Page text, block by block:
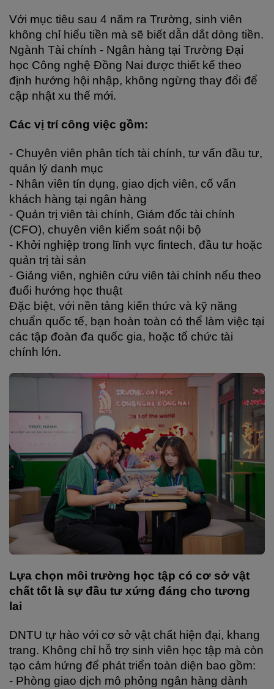
Với mục tiêu sau 4 năm ra Trường, sinh viên
không chỉ hiểu tiền mà sẽ biết dẫn dắt dòng tiền.
Ngành Tài chính - Ngân hàng tại Trường Đại
học Công nghệ Đồng Nai được thiết kế theo
định hướng hội nhập, không ngừng thay đổi để
cập nhật xu thế mới.
Các vị trí công việc gồm:
- Chuyên viên phân tích tài chính, tư vấn đầu tư,
quản lý danh mục
- Nhân viên tín dụng, giao dịch viên, cố vấn
khách hàng tại ngân hàng
- Quản trị viên tài chính, Giám đốc tài chính
(CFO), chuyên viên kiểm soát nội bộ
- Khởi nghiệp trong lĩnh vực fintech, đầu tư hoặc
quản trị tài sản
- Giảng viên, nghiên cứu viên tài chính nếu theo
đuổi hướng học thuật
Đặc biệt, với nền tảng kiến thức và kỹ năng
chuẩn quốc tế, bạn hoàn toàn có thể làm việc tại
các tập đoàn đa quốc gia, hoặc tổ chức tài
chính lớn.
Lựa chọn môi trường học tập có cơ sở vật
chất tốt là sự đầu tư xứng đáng cho tương
lai
DNTU tự hào với cơ sở vật chất hiện đại, khang
trang. Không chỉ hỗ trợ sinh viên học tập mà còn
tạo cảm hứng để phát triển toàn diện bao gồm:
- Phòng giao dịch mô phỏng ngân hàng dành